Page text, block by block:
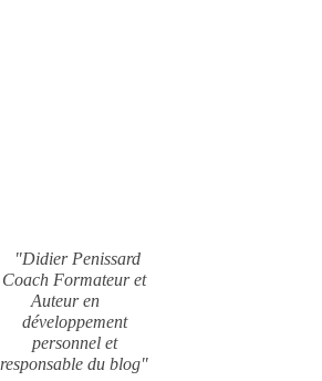
"Didier Penissard
Coach Formateur et
Auteur en
développement
personnel et
responsable du blog"